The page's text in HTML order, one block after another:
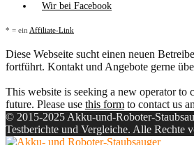
Wir bei Facebook
* = ein Affiliate-Link
Diese Webseite sucht einen neuen
fortführt. Kontakt und Angebote gerne
This website is seeking a new operator to
future. Please use this form to contact us
© 2015-2025 Akku-und-Roboter-
Testberichte und Vergleiche. Alle Rechte